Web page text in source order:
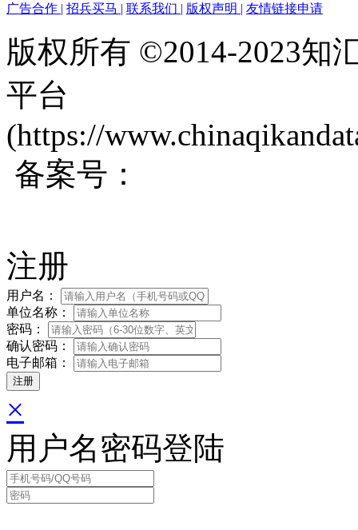
广告合作 | 招兵买马 | 联系我们 | 版权声明 | 友情链接申请
版权所有 ©2014-2023知
平台
(https://
备案号：
注册
用户名：
单位名称：
密码：
确认密码：
电子邮箱：
×
用户名密码登陆